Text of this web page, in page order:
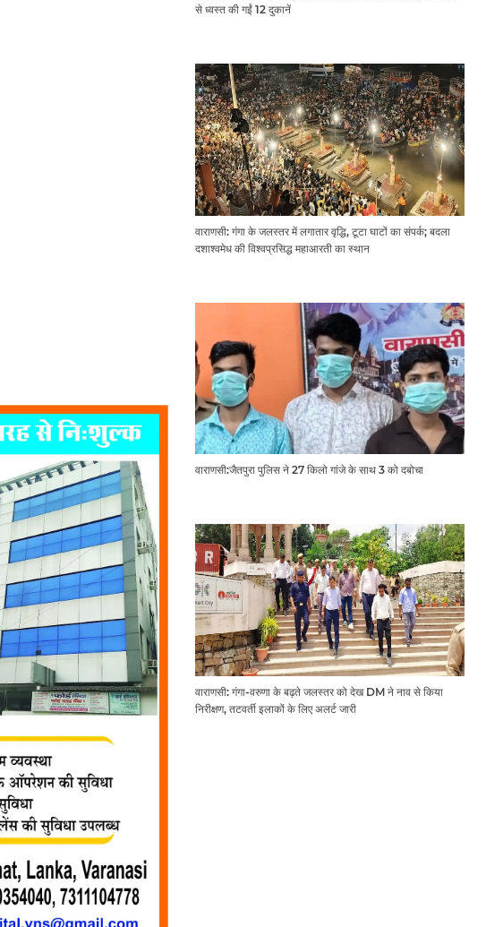
से ध्वस्त की गईं 12 दुकानें
वाराणसी: गंगा के जलस्तर में लगातार वृद्धि, टूटा घाटों का संपर्क; बदला
दशाश्वमेध की विश्वप्रसिद्ध महाआरती का स्थान
वाराणसी:जैतपुरा पुलिस ने 27 किलो गांजे के साथ 3 को दबोचा
वाराणसी: गंगा-वरुणा के बढ़ते जलस्तर को देख DM ने नाव से किया
निरीक्षण, तटवर्ती इलाकों के लिए अलर्ट जारी